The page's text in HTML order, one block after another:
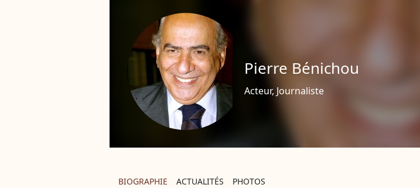
Pierre Bénichou
Acteur, Journaliste
BIOGRAPHIE ACTUALITÉS PHOTOS